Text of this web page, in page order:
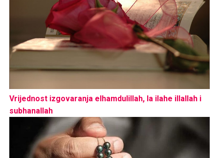
Vrijednost izgovaranja elhamdulillah, la ilahe illallah i
subhanallah